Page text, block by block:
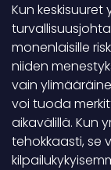
Kun
monenlaisille
niiden
vain
voi tuoda
aikavälillä. Kun
tehokkaasti, se